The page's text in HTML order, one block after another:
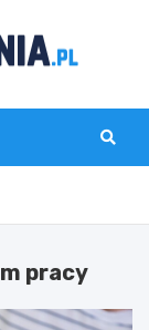
pracy